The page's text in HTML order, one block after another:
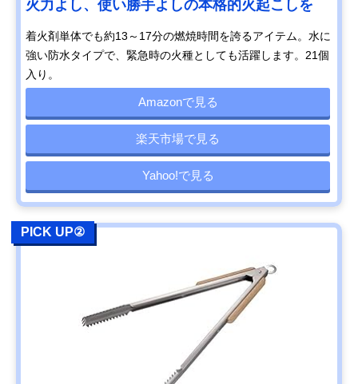
火力よし、使い勝手よしの本格的火起こしを
着火剤単体でも約13～17分の燃焼時間を誇るアイテム。水に
強い防水タイプで、緊急時の火種としても活躍します。21個
入り。
Amazonで見る
楽天市場で見る
Yahoo!で見る
PICK UP②